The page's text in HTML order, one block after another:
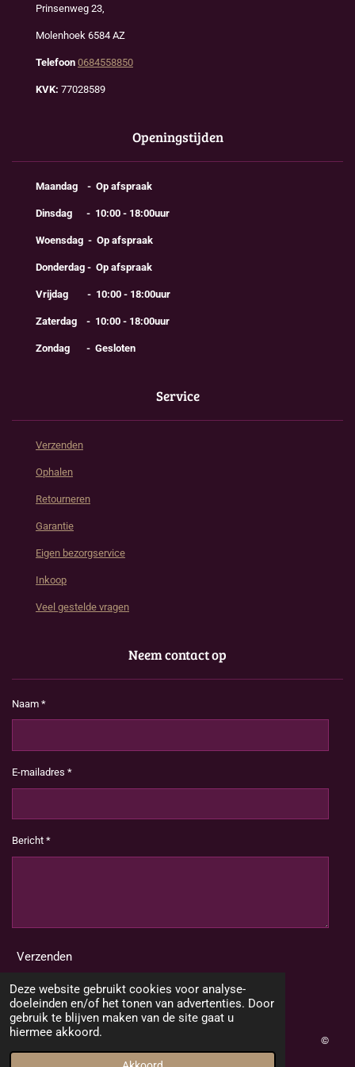
Deze website gebruikt cookies voor analyse-
doeleinden en/of het tonen van advertenties. Door
gebruik te blijven maken van de site gaat u
hiermee akkoord.
Prinsenweg 23,
Molenhoek 6584 AZ
Telefoon 0684558850
KVK: 77028589
Openingstijden
Maandag - Op afspraak
Dinsdag - 10:00 - 18:00uur
Woensdag - Op afspraak
Donderdag - Op afspraak
Vrijdag - 10:00 - 18:00uur
Zaterdag - 10:00 - 18:00uur
Zondag - Gesloten
Service
Verzenden
Ophalen
Retourneren
Garantie
Eigen bezorgservice
Inkoop
Veel gestelde vragen
Neem contact op
Naam *
E-mailadres *
Bericht *
Verzenden
©
2020 Jouw2dekans